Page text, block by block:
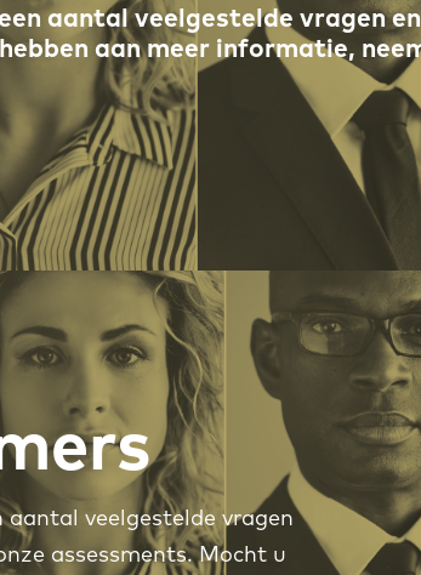
aantal veelgestelde vragen
aan meer informatie,
aantal veelgestelde vragen
assessments. Mocht u